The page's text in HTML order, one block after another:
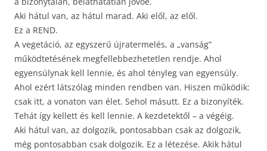
Aki hátul van, az hátul marad. Aki elől, az elől.
Ez a REND.
A vegetáció, az egyszerű újratermelés, a „vanság”
működtetésének megfellebbezhetetlen rendje. Ahol
egyensúlynak kell lennie, és ahol tényleg van egyensúly.
Ahol ezért látszólag minden rendben van. Hiszen működik:
csak itt, a vonaton van élet. Sehol másutt. Ez a bizonyíték.
Tehát így kellett és kell lennie. A kezdetektől – a végéig.
Aki hátul van, az dolgozik, pontosabban csak az dolgozik,
még pontosabban csak dolgozik. Ez a létezése. Akik hátul